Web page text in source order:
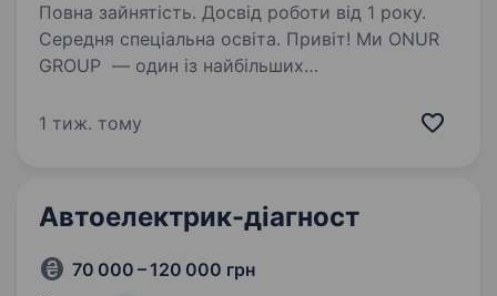
Повна зайнятість. Досвід роботи від 1 року.
Середня спеціальна освіта. Привіт! Ми ONUR
GROUP — один із найбільших
(працюємо з 2004 року, входимо до TOP-100
1 тиж. тому
Автоелектрик-діагност
70 000 – 120 000 грн